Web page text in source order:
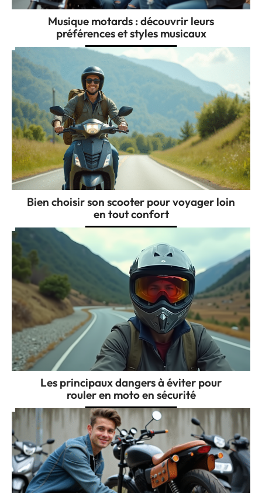
Musique motards : découvrir leurs
préférences et styles musicaux
Bien choisir son scooter pour voyager loin
en tout confort
Les principaux dangers à éviter pour
rouler en moto en sécurité